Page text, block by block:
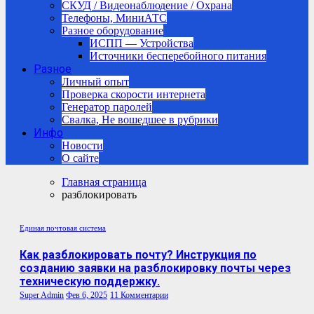
СКУД / Видеонаблюдение / Охрана
Телефоны, МиниАТС
Разное оборудование
ИСПП — Устройства
Источники бесперебойного питания
Разное
Личный опыт
Проверка скорости интернета
Генератор паролей
Свалка, Не вошедшее в рубрики
Инфо
Новости
О сайте
Главная страница
разблокировать
Единая почтовая система
Как разблокировать почту? Инструкция по
созданию заявки на разблокировку почты через
техническую поддержку.
Super Admin Фев 6, 2025 11 Комментарии